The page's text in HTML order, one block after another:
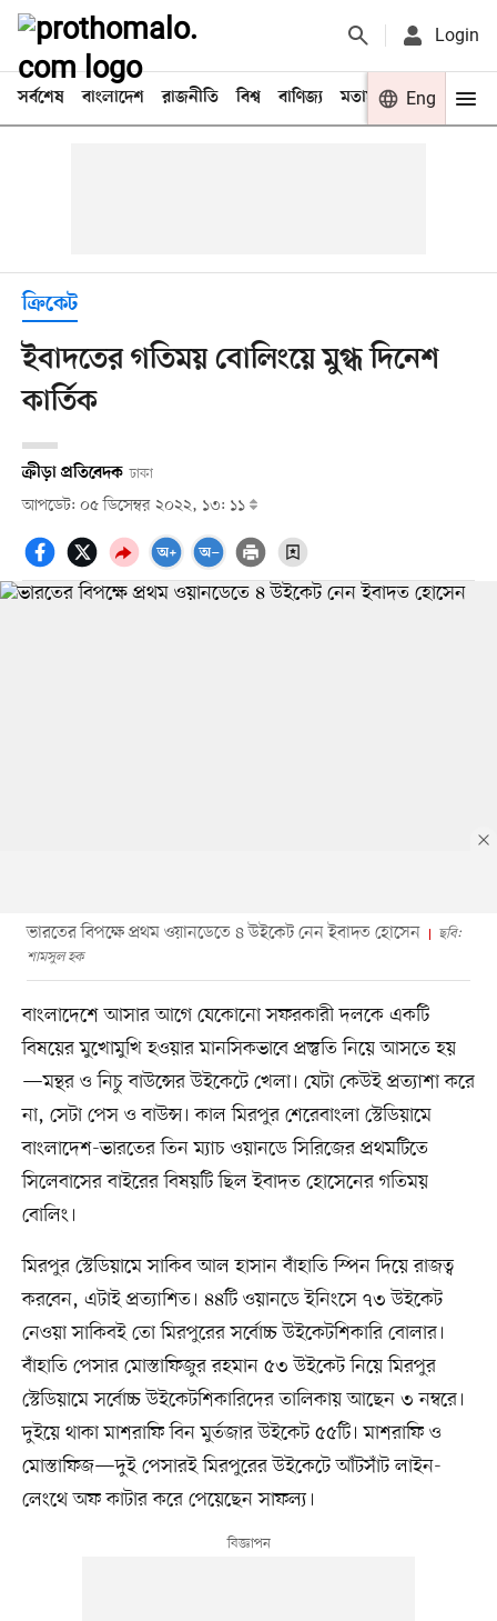
Login
সর্বশেষ বাংলাদেশ রাজনীতি বিশ্ব বাণিজ্য মতামত খেলা
Eng
ক্রিকেট
ইবাদতের গতিময় বোলিংয়ে মুগ্ধ দিনেশ
কার্তিক
ক্রীড়া প্রতিবেদক ঢাকা
আপডেট: ০৫ ডিসেম্বর ২০২২, ১৩: ১১
ভারতের বিপক্ষে প্রথম ওয়ানডেতে ৪ উইকেট নেন ইবাদত হোসেন
ছবি:
শামসুল হক
বাংলাদেশে আসার আগে যেকোনো সফরকারী দলকে একটি
বিষয়ের মুখোমুখি হওয়ার মানসিকভাবে প্রস্তুতি নিয়ে আসতে হয়
—মন্থর ও নিচু বাউন্সের উইকেটে খেলা। যেটা কেউই প্রত্যাশা করে
না, সেটা পেস ও বাউন্স। কাল মিরপুর শেরেবাংলা স্টেডিয়ামে
বাংলাদেশ-ভারতের তিন ম্যাচ ওয়ানডে সিরিজের প্রথমটিতে
সিলেবাসের বাইরের বিষয়টি ছিল ইবাদত হোসেনের গতিময়
বোলিং।
মিরপুর স্টেডিয়ামে সাকিব আল হাসান বাঁহাতি স্পিন দিয়ে রাজত্ব
করবেন, এটাই প্রত্যাশিত। ৪৪টি ওয়ানডে ইনিংসে ৭৩ উইকেট
নেওয়া সাকিবই তো মিরপুরের সর্বোচ্চ উইকেটশিকারি বোলার।
বাঁহাতি পেসার মোস্তাফিজুর রহমান ৫৩ উইকেট নিয়ে মিরপুর
স্টেডিয়ামে সর্বোচ্চ উইকেটশিকারিদের তালিকায় আছেন ৩ নম্বরে।
দুইয়ে থাকা মাশরাফি বিন মুর্তজার উইকেট ৫৫টি। মাশরাফি ও
মোস্তাফিজ—দুই পেসারই মিরপুরের উইকেটে আঁটসাঁট লাইন-
লেংথে অফ কাটার করে পেয়েছেন সাফল্য।